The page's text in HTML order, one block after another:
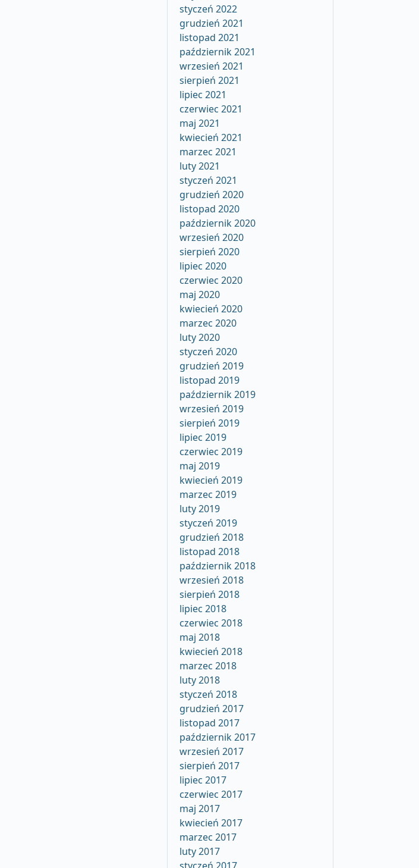
styczeń 2022
grudzień 2021
listopad 2021
październik 2021
wrzesień 2021
sierpień 2021
lipiec 2021
czerwiec 2021
maj 2021
kwiecień 2021
marzec 2021
luty 2021
styczeń 2021
grudzień 2020
listopad 2020
październik 2020
wrzesień 2020
sierpień 2020
lipiec 2020
czerwiec 2020
maj 2020
kwiecień 2020
marzec 2020
luty 2020
styczeń 2020
grudzień 2019
listopad 2019
październik 2019
wrzesień 2019
sierpień 2019
lipiec 2019
czerwiec 2019
maj 2019
kwiecień 2019
marzec 2019
luty 2019
styczeń 2019
grudzień 2018
listopad 2018
październik 2018
wrzesień 2018
sierpień 2018
lipiec 2018
czerwiec 2018
maj 2018
kwiecień 2018
marzec 2018
luty 2018
styczeń 2018
grudzień 2017
listopad 2017
październik 2017
wrzesień 2017
sierpień 2017
lipiec 2017
czerwiec 2017
maj 2017
kwiecień 2017
marzec 2017
luty 2017